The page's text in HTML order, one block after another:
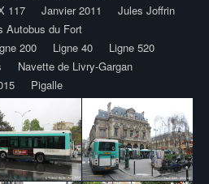
117 Janvier 2011
Jules Joffrin
Autobus du Fort
200 Ligne 40
Ligne 520
Navette de Livry-Gargan
Pigalle